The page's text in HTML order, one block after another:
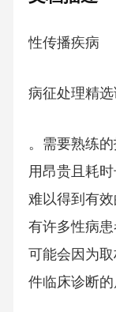
性传播疾病
病征处理精
。需要熟练
用昂贵且耗
难以得到有
有许多性病患
可能会因为
件临床诊断